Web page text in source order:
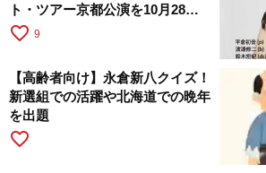
ト・ツアー京都公演を10月28日
に開催
favorite_border 9
【高齢者向け】永倉新八クイズ！
新選組での活躍や北海道での晩年
を出題
favorite_border